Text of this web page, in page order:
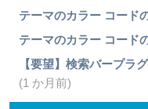
テーマのカラー コード
テーマのカラー コード
【要望】検索バープラ
(1 か月前)